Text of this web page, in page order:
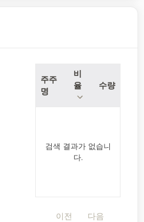
주주
명
비
율
수량
검색 결과가 없습니
다.
이전 다음